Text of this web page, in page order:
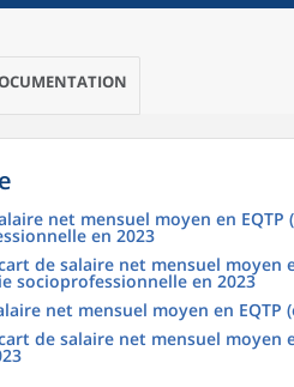
net mensuel moyen en
en 2023
de salaire net mensuel
socioprofessionnelle en 2023
net mensuel moyen en EQTP
de salaire net mensuel